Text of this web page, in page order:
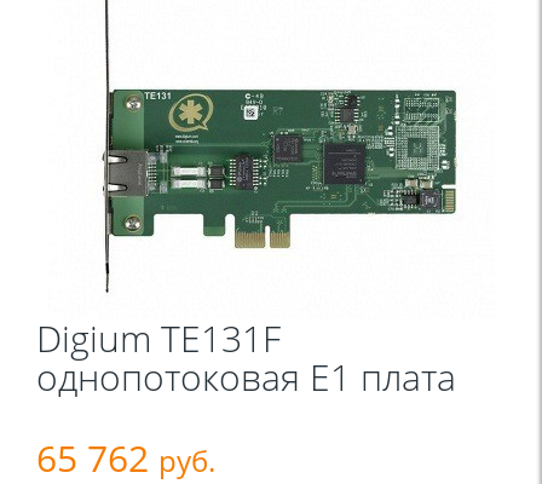
Digium TE131F
однопотоковая Е1 плата
65 762 руб.